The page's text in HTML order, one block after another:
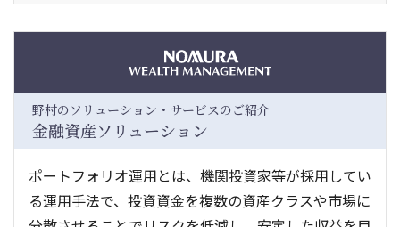
野村のソリューション・サービスのご紹介
金融資産ソリューション
ポートフォリオ運用とは、機関投資家等が採用してい
る運用手法で、投資資金を複数の資産クラスや市場に